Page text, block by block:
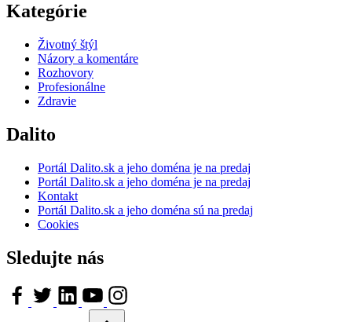
Kategórie
Životný štýl
Názory a komentáre
Rozhovory
Profesionálne
Zdravie
Dalito
Portál Dalito.sk a jeho doména je na predaj
Portál Dalito.sk a jeho doména je na predaj
Kontakt
Portál Dalito.sk a jeho doména sú na predaj
Cookies
Sledujte nás